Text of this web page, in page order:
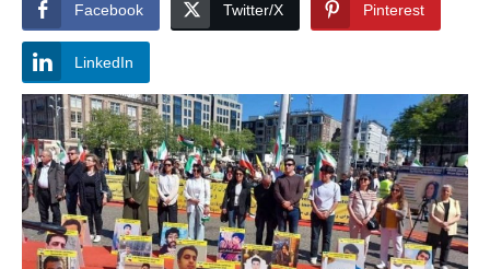
Facebook Twitter/X Pinterest
LinkedIn